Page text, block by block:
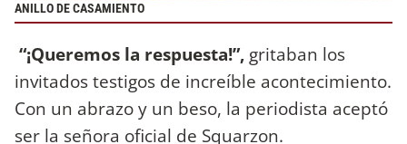
ANILLO DE CASAMIENTO
“¡Queremos la respuesta!”, gritaban los
invitados testigos de increíble acontecimiento.
Con un abrazo y un beso, la periodista aceptó
ser la señora oficial de Squarzon.